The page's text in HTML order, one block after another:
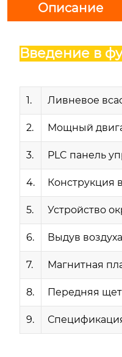
Описание
Введение в
1. Ливневое
2. Мощный
3. PLC панель
4. Конструкция
5. Устройство
6. Выдув
7. Магнитная
8. Передняя
9.